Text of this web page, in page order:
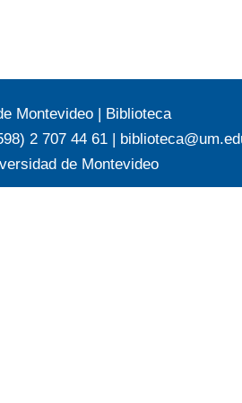
Montevideo | Biblioteca
2 707 44 61 |
de Montevideo